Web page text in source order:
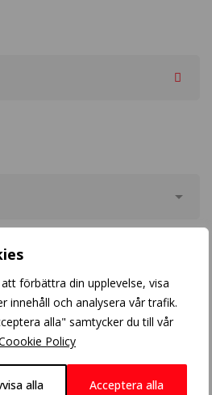
förbättra din upplevelse, visa
innehåll och analysera vår trafik.
alla" samtycker du till vår
Policy
alla Acceptera alla